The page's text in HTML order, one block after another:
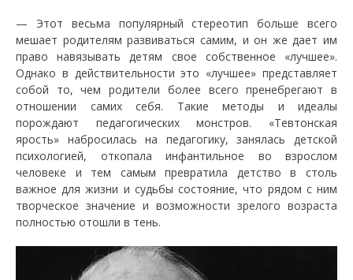
— Этот весьма популярный стереотип больше всего
мешает родителям развиваться самим, и он же дает им
право навязывать детям свое собственное «лучшее».
Однако в действительности это «лучшее» представляет
собой то, чем родители более всего пренебрегают в
отношении самих себя. Такие методы и идеалы
порождают педагогических монстров. «Тевтонская
ярость» набросилась на педагогику, занялась детской
психологией, откопала инфантильное во взрослом
человеке и тем самым превратила детство в столь
важное для жизни и судьбы состояние, что рядом с ним
творческое значение и возможности зрелого возраста
полностью отошли в тень.